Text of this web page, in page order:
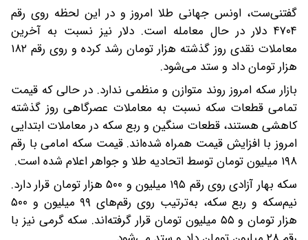
گفتنی‌ست، اونس جهانی طلا امروز و در این لحظه روی رقم
۴۷۰۴ دلار در حال معامله است. دلار نیز نسبت به آخرین
معاملات نقدی روز گذشته هزار تومان رشد کرده و روی رقم ۱۸۲
هزار تومان داد و ستد می‌شود.
بازار سکه امروز روند متوازن و منظمی ندارد. در حالی که قیمت
تمامی قطعات سکه نسبت به معاملات عصرگاهی روز گذشته
کاهشی هستند، قطعات سنگین و ربع سکه در معاملات ابتدایی
امروز با افزایش قیمت همراه شده‌اند. قیمت سکه امامی با رقم
۱۹۸ میلیون تومان توسط اتحادیه طلا و جواهر اعلام شده است.
سکه بهار آزادی روی رقم ۱۹۵ میلیون و ۵۰۰ هزار تومان قرار دارد.
نیم‌سکه و ربع سکه، به‌ترتیب روی رقم‌های ۹۹ میلیون و ۵۰۰
هزار تومان و ۵۵ میلیون تومان قرار گرفته‌اند. سکه گرمی نیز با